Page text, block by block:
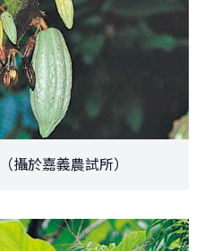
攝於嘉義農試所）